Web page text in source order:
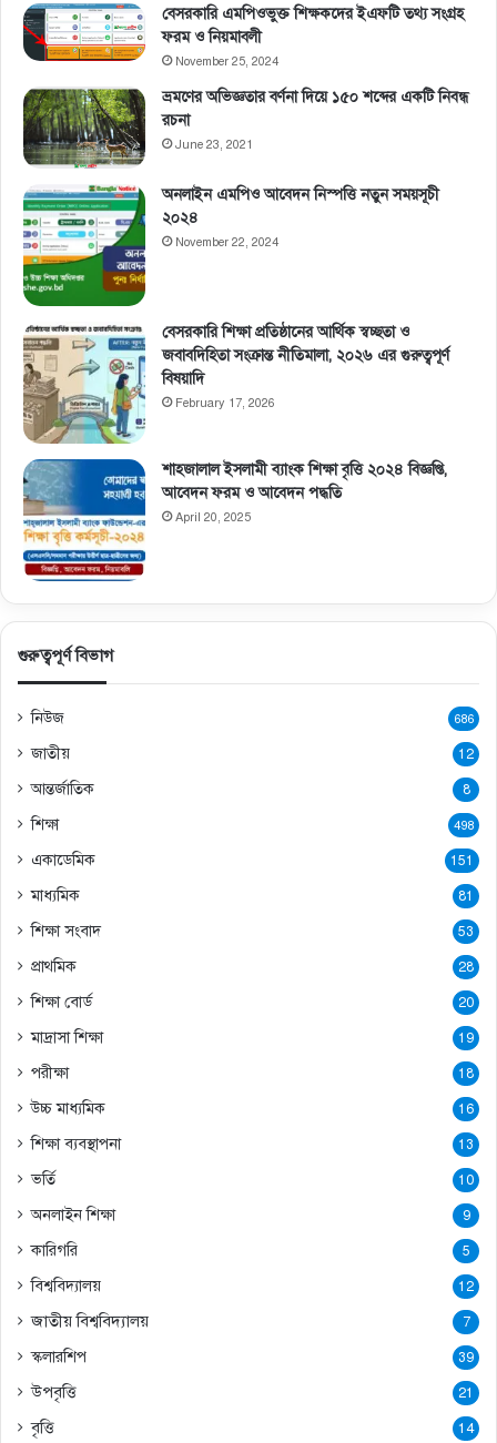
বেসরকারি এমপিওভুক্ত শিক্ষকদের ইএফটি তথ্য সংগ্রহ
ফরম ও নিয়মাবলী
November 25, 2024
ভ্রমণের অভিজ্ঞতার বর্ণনা দিয়ে ১৫০ শব্দের একটি নিবন্ধ
রচনা
June 23, 2021
অনলাইন এমপিও আবেদন নিস্পত্তি নতুন সময়সূচী
২০২৪
November 22, 2024
বেসরকারি শিক্ষা প্রতিষ্ঠানের আর্থিক স্বচ্ছতা ও
জবাবদিহিতা সংক্রান্ত নীতিমালা, ২০২৬ এর গুরুত্বপূর্ণ
বিষয়াদি
February 17, 2026
শাহজালাল ইসলামী ব্যাংক শিক্ষা বৃত্তি ২০২৪ বিজ্ঞপ্তি,
আবেদন ফরম ও আবেদন পদ্ধতি
April 20, 2025
গুরুত্বপূর্ণ বিভাগ
নিউজ 686
জাতীয় 12
আন্তর্জাতিক 8
শিক্ষা 498
একাডেমিক 151
মাধ্যমিক 81
শিক্ষা সংবাদ 53
প্রাথমিক 28
শিক্ষা বোর্ড 20
মাদ্রাসা শিক্ষা 19
পরীক্ষা 18
উচ্চ মাধ্যমিক 16
শিক্ষা ব্যবস্থাপনা 13
ভর্তি 10
অনলাইন শিক্ষা 9
কারিগরি 5
বিশ্ববিদ্যালয় 12
জাতীয় বিশ্ববিদ্যালয় 7
স্কলারশিপ 39
উপবৃত্তি 21
বৃত্তি 14